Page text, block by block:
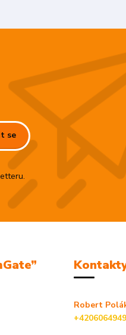
se
Robert